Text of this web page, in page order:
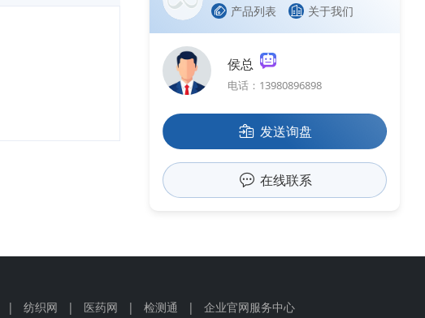
产品列表 关于我们
侯总
电话：13980896898
发送询盘
在线联系
| 纺织网 | 医药网 | 检测通 | 企业官网服务中心